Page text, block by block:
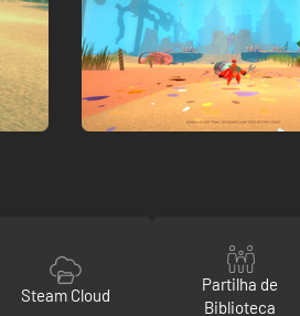
Steam Cloud
Partilha de
Biblioteca